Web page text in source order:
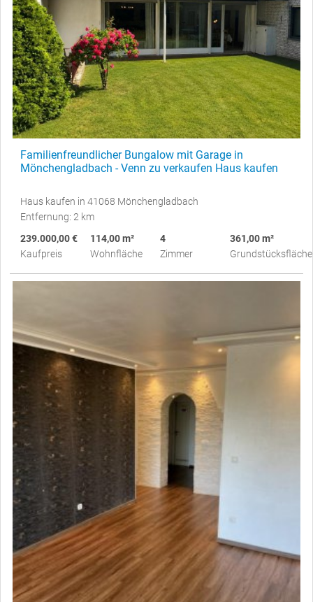
Familienfreundlicher Bungalow mit Garage in
Mönchengladbach - Venn zu verkaufen Haus kaufen
Haus kaufen in 41068 Mönchengladbach
Entfernung: 2 km
239.000,00 €
Kaufpreis
114,00 m²
Wohnfläche
4
Zimmer
361,00 m²
Grundstücksfläche